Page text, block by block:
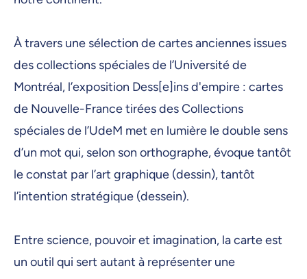
6 février 2026, 09:00
9 février 2026, 09:00
10 février 2026, 09:00
11 février 2026, 09:00
12 février 2026, 09:00
13 février 2026, 09:00
17 février 2026, 09:00
18 février 2026, 09:00
À travers une sélection de cartes anciennes issues
des collections spéciales de l’Université de
Montréal, l’exposition Dess[e]ins d'empire : cartes
de Nouvelle-France tirées des Collections
spéciales de l’UdeM met en lumière le double sens
d’un mot qui, selon son orthographe, évoque tantôt
le constat par l’art graphique (dessin), tantôt
l’intention stratégique (dessein).
Entre science, pouvoir et imagination, la carte est
un outil qui sert autant à représenter une